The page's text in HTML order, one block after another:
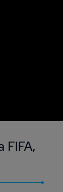
FIFA,